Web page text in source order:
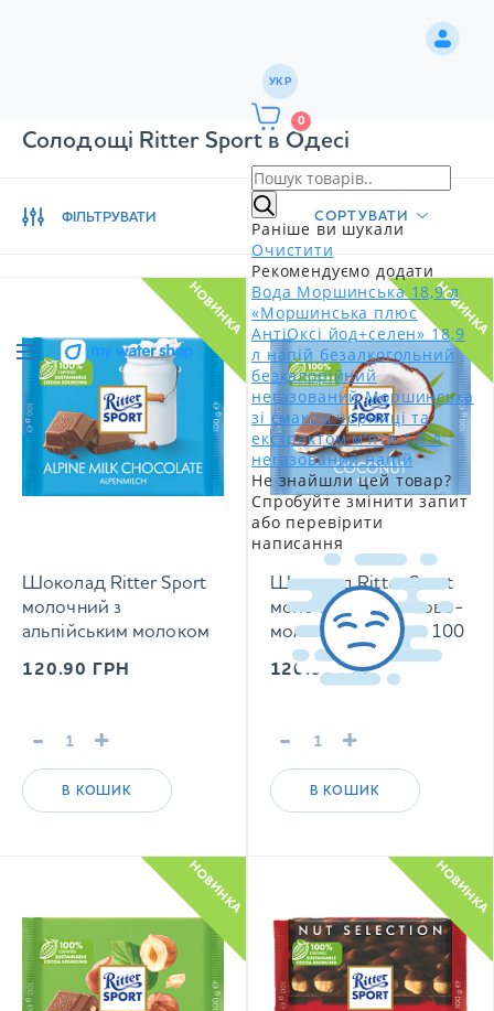
УКР
0
Раніше ви шукали
Очистити
Рекомендуємо додати
Вода Моршинська 18,9 л
«Моршинська плюс
АнтіОксі йод+селен» 18,9
л напій безалкогольний
безкалорійний
негазований Моршинська
зі смаком чорниці та
екстрактом м'яти 1,5 л
негазований напій
Не знайшли цей товар?
Спробуйте змінити запит
або перевірити
написання
Солодощі Ritter Sport в Одесі
ФІЛЬТРУВАТИ СОРТУВАТИ
Шоколад Ritter Sport
молочний з
альпійським молоком
120.90 ГРН
- +
В КОШИК
НОВИНКА
Шоколад Ritter Sport
молочний з кокосово-
молочним кремом 100
120.90ГРН
- +
В КОШИК
НОВИНКА
НОВИНКА НОВИНКА